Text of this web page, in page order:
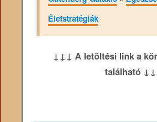
Életstratégiák
↓↓↓ A letöltési link a
található